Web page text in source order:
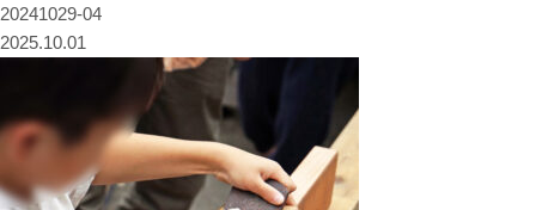
20241029-04
2025.10.01